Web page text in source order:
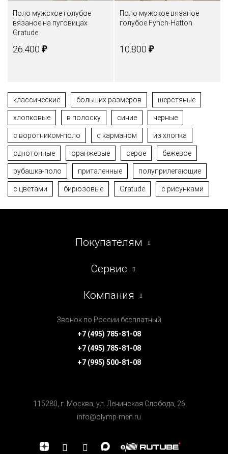
Поло мужское голубое
вязаное на пуговицах
Gratude
26.400 ₽
Поло мужское вязаное
голубое Fynch-Hatton
10.800 ₽
классические больших размеров шерстяные
хлопковые в полоску синие черные
с воротником-поло с карманом из хлопка
однотонные оранжевые cерое бежевое
рубашка-поло приталенные полуприлегающие
с цветами бирюзовые Gratude с рисунками
Покупателям
Сервис
Компания
Звонок по России бесплатный
+7 (495) 785-81-08
+7 (495) 785-81-08
+7 (995) 500-81-08
115280, г. Москва, ул. Ленинская Cлобода, 26
info@olymp-men.ru